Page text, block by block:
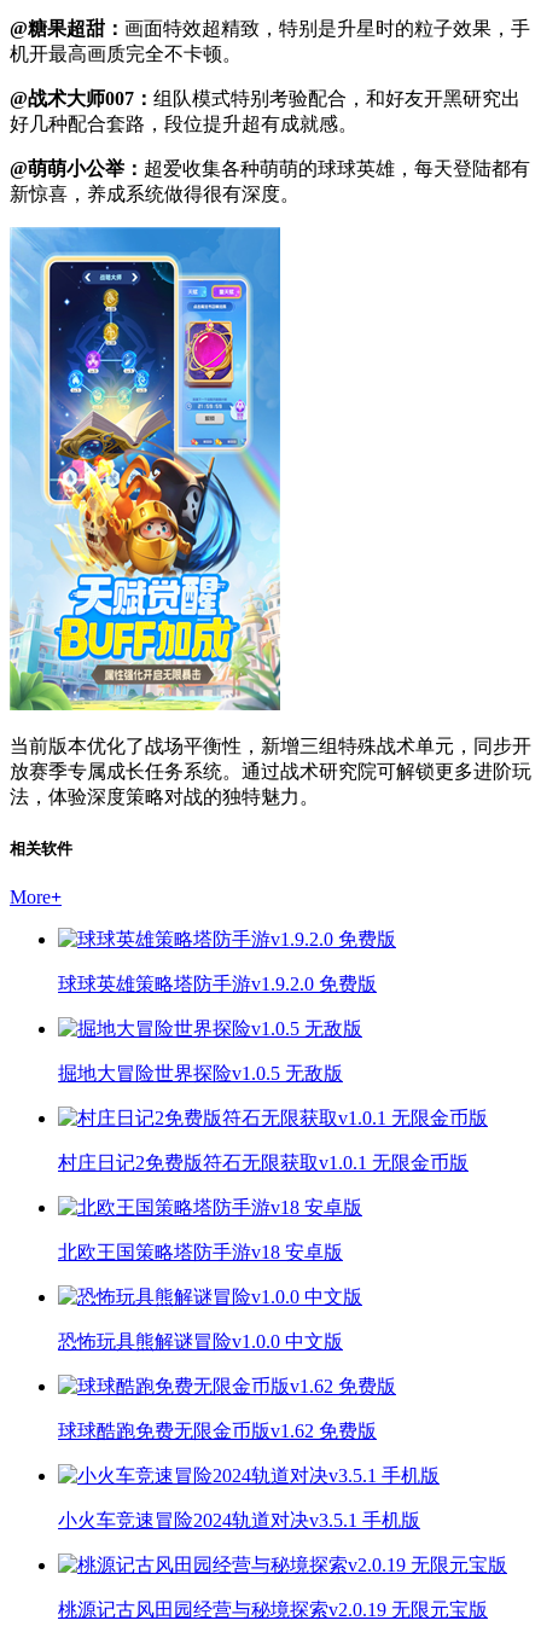
@糖果超甜： 画面特效超精致，特别是升星时的粒子效果，手
机开最高画质完全不卡顿。
@战术大师007： 组队模式特别考验配合，和好友开黑研究出
好几种配合套路，段位提升超有成就感。
@萌萌小公举： 超爱收集各种萌萌的球球英雄，每天登陆都有
新惊喜，养成系统做得很有深度。
当前版本优化了战场平衡性，新增三组特殊战术单元，同步开
放赛季专属成长任务系统。通过战术研究院可解锁更多进阶玩
法，体验深度策略对战的独特魅力。
相关软件
More+
球球英雄策略塔防手游v1.9.2.0 免费版
掘地大冒险世界探险v1.0.5 无敌版
村庄日记2免费版符石无限获取v1.0.1 无限金币版
北欧王国策略塔防手游v18 安卓版
恐怖玩具熊解谜冒险v1.0.0 中文版
球球酷跑免费无限金币版v1.62 免费版
小火车竞速冒险2024轨道对决v3.5.1 手机版
桃源记古风田园经营与秘境探索v2.0.19 无限元宝版